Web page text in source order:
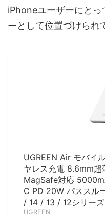
iPhoneユーザーにとっ
ーとして位置づけられ
UGREEN Air モバイ
ヤレス充電 8.6mm超
MagSafe対応
C PD 20W パススル
/ 14 / 13 / 12シリー
UGREEN